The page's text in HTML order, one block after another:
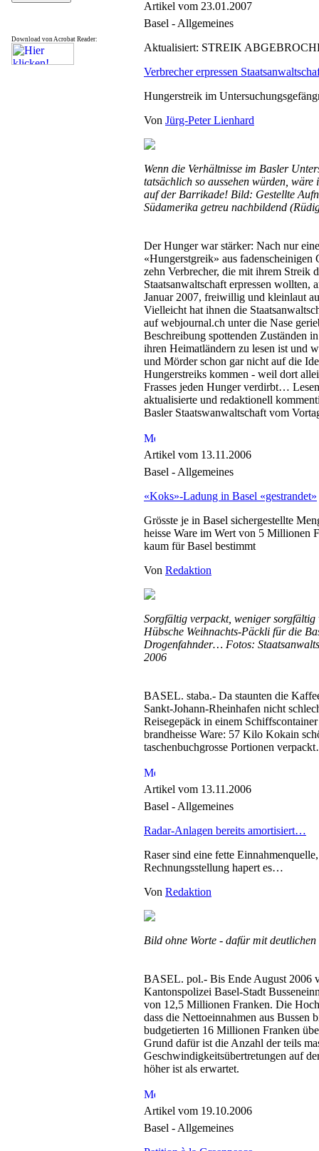
Download von Acrobat Reader:
Artikel vom 23.01.2007
Basel - Allgemeines
Aktualisiert: STREIK
Verbrecher erpressen
Hungerstreik im
Von Jürg-Peter Lienhard
Wenn die Verhältnisse im Basler
tatsächlich so aussehen würden, wäre
auf der Barrikade! Bild: Gestellte
Südamerika getreu nachbildend
Der Hunger war stärker: Nach nur
«Hungerstgreik» aus fadenscheinigen
zehn Verbrecher, die mit ihrem Streik
Staatsanwaltschaft erpressen wollten,
Januar 2007, freiwillig und kleinlaut
Vielleicht hat ihnen die
auf webjournal.ch unter die Nase
Beschreibung spottenden Zuständen
ihren Heimatländern zu lesen ist und
und Mörder schon gar nicht auf die
Hungerstreiks kommen - weil dort
Frasses jeden Hunger verdirbt…
aktualisierte und redaktionell
Basler Staatswanwaltschaft vom
Artikel vom 13.11.2006
Basel - Allgemeines
«Koks»-Ladung in Basel «gestrandet»
Grösste je in Basel sichergestellte
heisse Ware im Wert von 5 Millionen
kaum für Basel bestimmt
Von Redaktion
Sorgfältig verpackt, weniger sorgfältig
Hübsche Weihnachts-Päckli für die
Drogenfahnder… Fotos:
2006
BASEL. staba.- Da staunten die
Sankt-Johann-Rheinhafen nicht
Reisegepäck in einem
brandheisse Ware: 57 Kilo Kokain
taschenbuchgrosse Portionen
Artikel vom 13.11.2006
Basel - Allgemeines
Radar-Anlagen bereits amortisiert…
Raser sind eine fette
Rechnungsstellung hapert es…
Von Redaktion
Bild ohne Worte - dafür mit
BASEL. pol.- Bis Ende August 2006
Kantonspolizei Basel-Stadt
von 12,5 Millionen Franken. Die
dass die Nettoeinnahmen aus Bussen
budgetierten 16 Millionen Franken
Grund dafür ist die Anzahl der teils
Geschwindigkeitsübertretungen auf
höher ist als erwartet.
Artikel vom 19.10.2006
Basel - Allgemeines